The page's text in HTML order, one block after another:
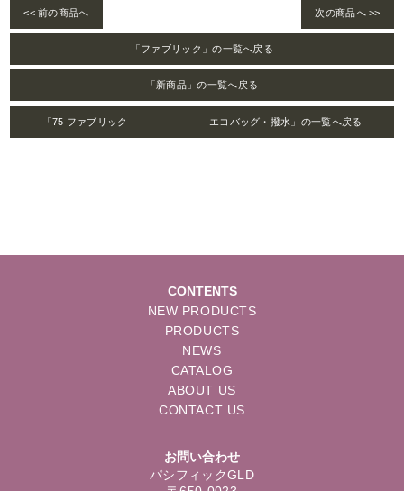
<< 前の商品へ 次の商品へ >>
「ファブリック」の一覧へ戻る
「新商品」の一覧へ戻る
「75 ファブリック エコバッグ・撥水」の一覧へ戻る
CONTENTS
NEW PRODUCTS
PRODUCTS
NEWS
CATALOG
ABOUT US
CONTACT US
お問い合わせ
パシフィックGLD